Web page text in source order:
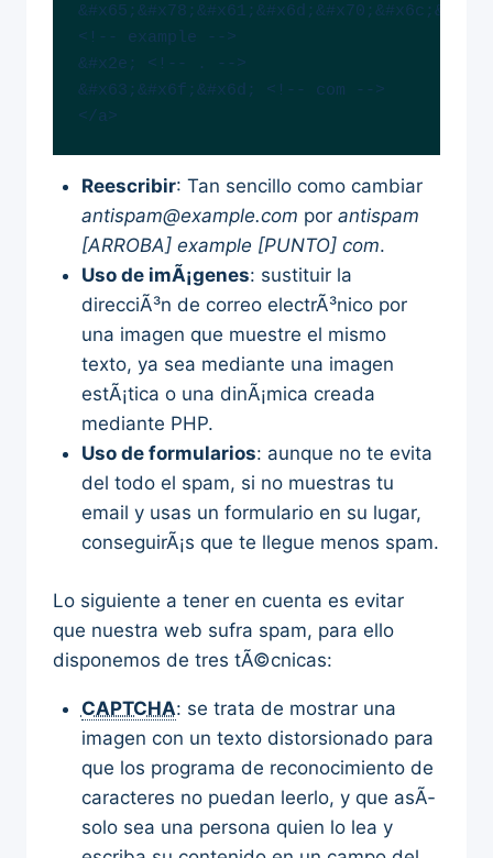
&#x65;&#x78;&#x61;&#x6d;&#x70;&#x6c;&#x65;
<!-- example -->
&#x2e; <!-- . -->
&#x63;&#x6f;&#x6d; <!-- com -->
</a>
Reescribir: Tan sencillo como cambiar
antispam@example.com por antispam
[ARROBA] example [PUNTO] com.
Uso de imÃ¡genes: sustituir la
direcciÃ³n de correo electrÃ³nico por
una imagen que muestre el mismo
texto, ya sea mediante una imagen
estÃ¡tica o una dinÃ¡mica creada
mediante PHP.
Uso de formularios: aunque no te evita
del todo el spam, si no muestras tu
email y usas un formulario en su lugar,
conseguirÃ¡s que te llegue menos spam.
Lo siguiente a tener en cuenta es evitar
que nuestra web sufra spam, para ello
disponemos de tres tÃ©cnicas:
CAPTCHA: se trata de mostrar una
imagen con un texto distorsionado para
que los programa de reconocimiento de
caracteres no puedan leerlo, y que asÃ­
solo sea una persona quien lo lea y